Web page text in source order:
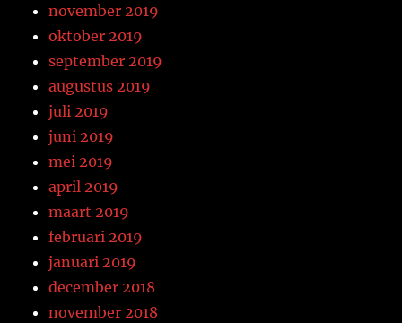
november 2019
oktober 2019
september 2019
augustus 2019
juli 2019
juni 2019
mei 2019
april 2019
maart 2019
februari 2019
januari 2019
december 2018
november 2018